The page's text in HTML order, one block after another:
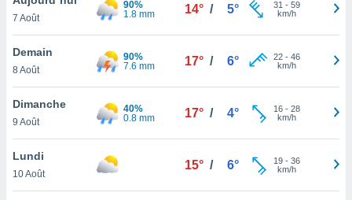
et
»,
au
vous
qu'ils
ou
7 Août
90%
1.8 mm
14° / 5° 31 - 59
km/h
Demain
8 Août
90%
7.6 mm
17° / 6° 22- 46
km/h
Dimanche
9 Août
40%
0.8 mm
17° / 4° 16- 28
km/h
Lundi
10 Août
15° / 6° 19- 36
km/h